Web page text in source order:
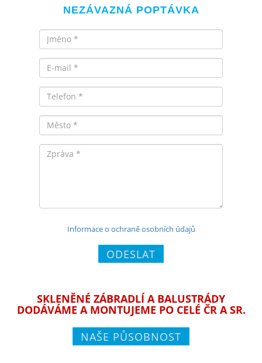
NEZÁVAZNÁ POPTÁVKA
Informace o ochraně osobních údajů
ODESLAT
SKLENĚNÉ ZÁBRADLÍ A BALUSTRÁDY
DODÁVÁME A MONTUJEME PO CELÉ ČR A SR.
NAŠE PŮSOBNOST